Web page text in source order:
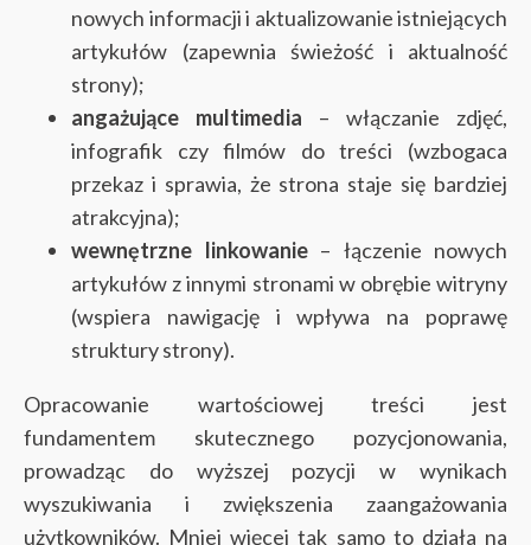
nowych informacji i aktualizowanie istniejących
artykułów (zapewnia świeżość i aktualność
strony);
angażujące multimedia – włączanie zdjęć,
infografik czy filmów do treści (wzbogaca
przekaz i sprawia, że strona staje się bardziej
atrakcyjna);
wewnętrzne linkowanie– łączenie nowych
artykułów z innymi stronami w obrębie witryny
(wspiera nawigację i wpływa na poprawę
struktury strony).
Opracowanie wartościowej treści jest
fundamentem skutecznego pozycjonowania,
prowadząc do wyższej pozycji w wynikach
wyszukiwania i zwiększenia zaangażowania
użytkowników. Mniej więcej tak samo to działa na